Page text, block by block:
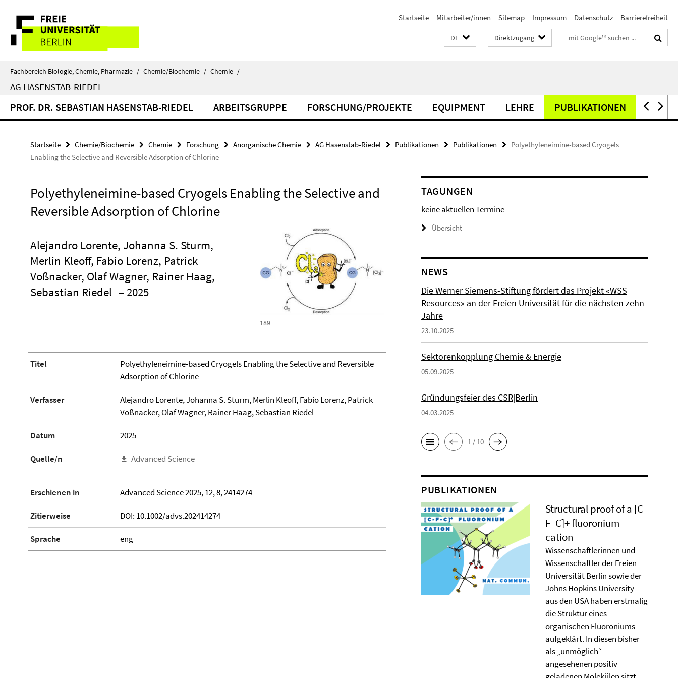
direkt
Inhalt
Service-
Navigation
Startseite Mitarbeiter/innen Sitemap Impressum Datenschutz Barrierefreiheit
DE Direktzugang Suchbegriffe
Fachbereich Biologie, Chemie, Pharmazie / Chemie/Biochemie / Chemie /
AG HASENSTAB-RIEDEL
PROF. DR. SEBASTIAN HASENSTAB-RIEDEL ARBEITSGRUPPE FORSCHUNG/PROJEKTE EQUIPMENT LEHRE PUBLIKATIONEN
Startseite Chemie/Biochemie Chemie Forschung Anorganische Chemie AG Hasenstab-Riedel Publikationen Publikationen
Polyethyleneimine-based Cryogels
Enabling the Selective and Reversible Adsorption of Chlorine
Polyethyleneimine-based Cryogels Enabling the Selective and
Reversible Adsorption of Chlorine
189
Alejandro Lorente, Johanna S. Sturm,
Merlin Kleoff, Fabio Lorenz, Patrick
Voßnacker, Olaf Wagner, Rainer Haag,
Sebastian Riedel – 2025
Titel
Polyethyleneimine-based Cryogels Enabling the Selective and Reversible
Adsorption of Chlorine
Verfasser
Alejandro Lorente, Johanna S. Sturm, Merlin Kleoff, Fabio Lorenz, Patrick
Voßnacker, Olaf Wagner, Rainer Haag, Sebastian Riedel
Datum 2025
Quelle/n Advanced Science
Erschienen in Advanced Science 2025, 12, 8, 2414274
Zitierweise DOI: 10.1002/advs.202414274
Sprache eng
TAGUNGEN
keine aktuellen Termine
Übersicht
NEWS
Die Werner Siemens-Stiftung fördert das Projekt «WSS
Resources» an der Freien Universität für die nächsten zehn
Jahre
23.10.2025
Sektorenkopplung Chemie & Energie
05.09.2025
Gründungsfeier des CSR|Berlin
04.03.2025
1 / 10
PUBLIKATIONEN
Structural proof of a [C–
F–C]+ ﬂuoronium
cation
Wissenschaftlerinnen und
Wissenschaftler der Freien
Universität Berlin sowie der
Johns Hopkins University
aus den USA haben erstmalig
die Struktur eines
organischen Fluoroniums
aufgeklärt. In diesen bisher
als „unmöglich“
angesehenen positiv